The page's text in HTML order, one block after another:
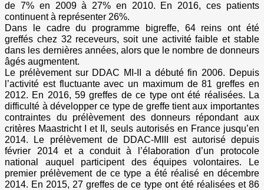
de 7% en 2009 à 27% en 2010. En 2016, ces patients
continuent à représenter 26%.
Dans le cadre du programme bigreffe, 64 reins ont été
greffés chez 32 receveurs, soit une activité faible et stable
dans les dernières années, alors que le nombre de donneurs
âgés augmentent.
Le prélèvement sur DDAC MI-II a débuté fin 2006. Depuis
l’activité est fluctuante avec un maximum de 81 greffes en
2012. En 2016, 59 greffes de ce type ont été réalisées. La
difficulté à développer ce type de greffe tient aux importantes
contraintes du prélèvement des donneurs répondant aux
critères Maastricht I et II, seuls autorisés en France jusqu’en
2014. Le prélèvement de DDAC-MIII est autorisé depuis
février 2014 et a conduit à l’élaboration d’un protocole
national auquel participent des équipes volontaires. Le
premier prélèvement de ce type a été réalisé en décembre
2014. En 2015, 27 greffes de ce type ont été réalisées et 86